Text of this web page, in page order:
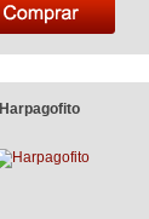
Harpagofito